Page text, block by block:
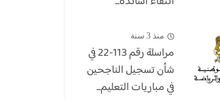
منذ 3 سنة
مراسلة رقم 113-22 في
شأن تسجيل الناجحين
في مباريات التعليم...